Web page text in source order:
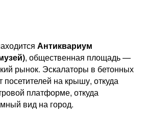
Антиквариум
, общественная площадь —
рынок. Эскалаторы в бетонных
на крышу, откуда
платформе, откуда
вид на город.